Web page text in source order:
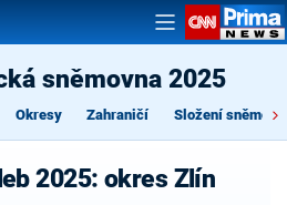
sněmovna 2025
Okresy Zahraničí Složení
2025: okres Zlín